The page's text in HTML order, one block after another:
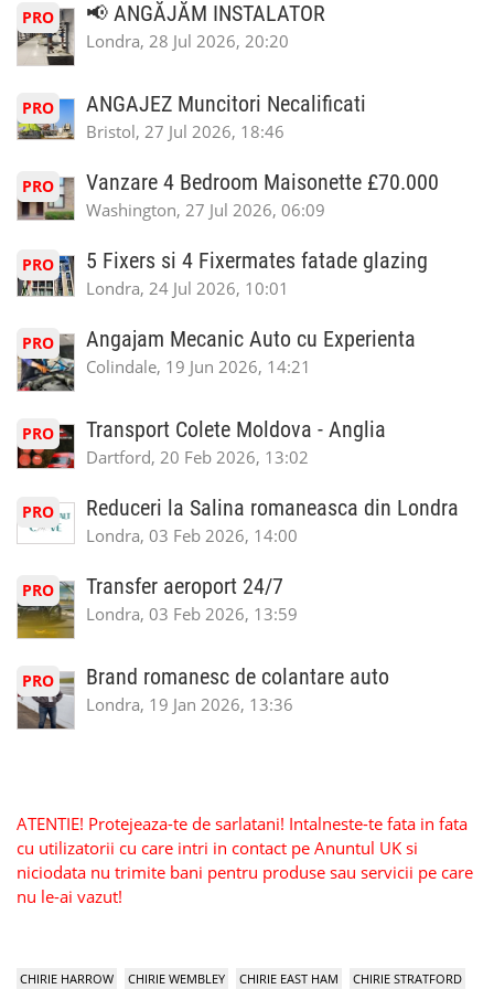
PRO 📢 ANGĂJĂM INSTALATOR
Londra, 28 Jul 2026, 20:20
PRO ANGAJEZ Muncitori Necalificati
Bristol, 27 Jul 2026, 18:46
PRO Vanzare 4 Bedroom Maisonette £70.000
Washington, 27 Jul 2026, 06:09
PRO 5 Fixers si 4 Fixermates fatade glazing
Londra, 24 Jul 2026, 10:01
PRO Angajam Mecanic Auto cu Experienta
Colindale, 19 Jun 2026, 14:21
PRO Transport Colete Moldova - Anglia
Dartford, 20 Feb 2026, 13:02
PRO Reduceri la Salina romaneasca din Londra
Londra, 03 Feb 2026, 14:00
PRO Transfer aeroport 24/7
Londra, 03 Feb 2026, 13:59
PRO Brand romanesc de colantare auto
Londra, 19 Jan 2026, 13:36
ATENTIE! Protejeaza-te de sarlatani! Intalneste-te fata in fata
cu utilizatorii cu care intri in contact pe Anuntul UK si
niciodata nu trimite bani pentru produse sau servicii pe care
nu le-ai vazut!
CHIRIE HARROW CHIRIE WEMBLEY CHIRIE EAST HAM
CHIRIE STRATFORD